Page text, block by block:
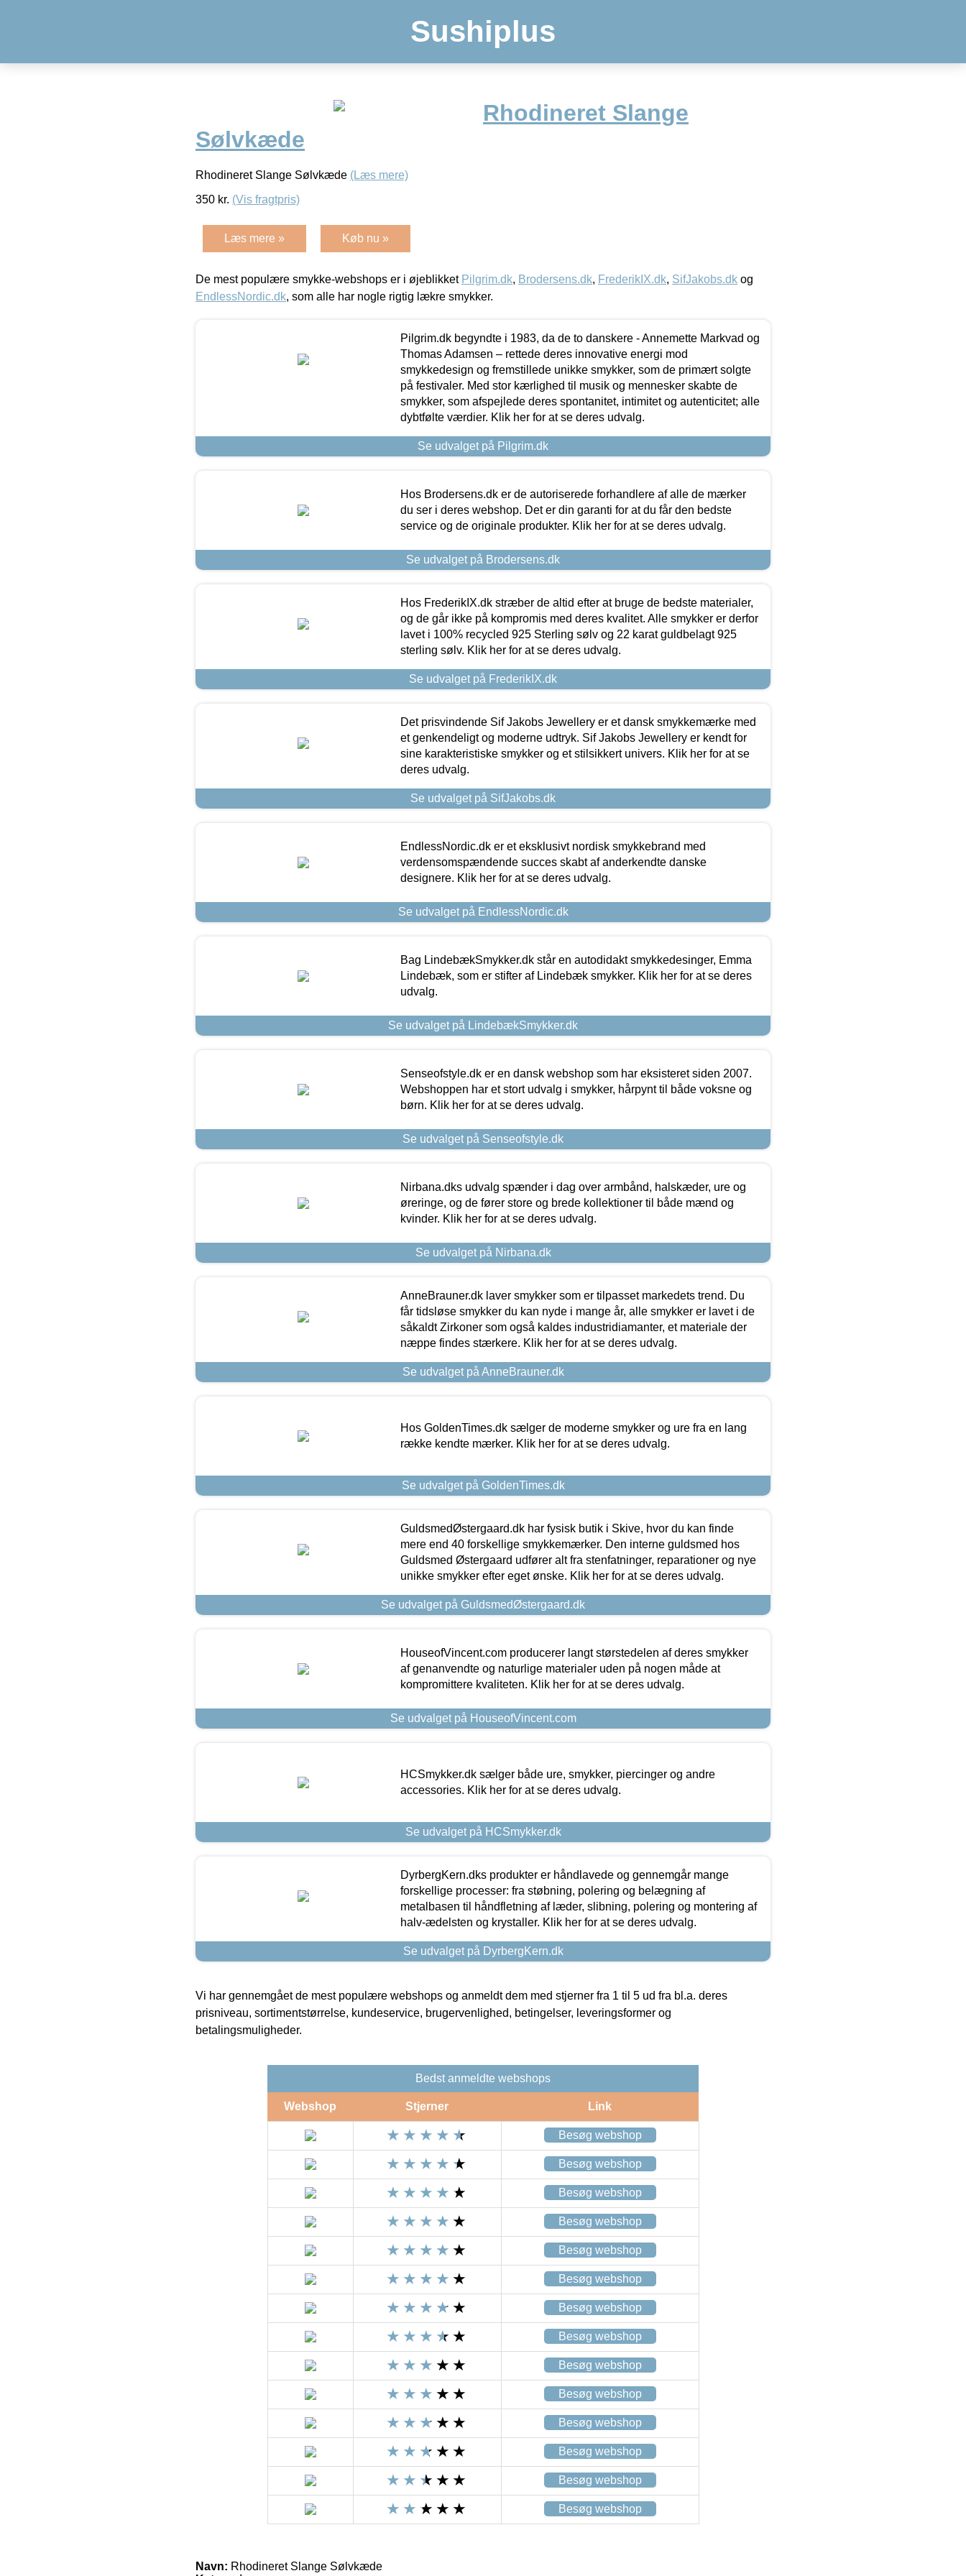
Sushiplus
Rhodineret Slange
Sølvkæde
Rhodineret Slange Sølvkæde (Læs mere)
350 kr. (Vis fragtpris)
Læs mere » Køb nu »
De mest populære smykke-webshops er i øjeblikket Pilgrim.dk, Brodersens.dk, FrederikIX.dk, SifJakobs.dk og
EndlessNordic.dk, som alle har nogle rigtig lækre smykker.
Pilgrim.dk begyndte i 1983, da de to danskere - Annemette Markvad og
Thomas Adamsen – rettede deres innovative energi mod
smykkedesign og fremstillede unikke smykker, som de primært solgte
på festivaler. Med stor kærlighed til musik og mennesker skabte de
smykker, som afspejlede deres spontanitet, intimitet og autenticitet; alle
dybtfølte værdier. Klik her for at se deres udvalg.
Se udvalget på Pilgrim.dk
Hos Brodersens.dk er de autoriserede forhandlere af alle de mærker
du ser i deres webshop. Det er din garanti for at du får den bedste
service og de originale produkter. Klik her for at se deres udvalg.
Se udvalget på Brodersens.dk
Hos FrederikIX.dk stræber de altid efter at bruge de bedste materialer,
og de går ikke på kompromis med deres kvalitet. Alle smykker er derfor
lavet i 100% recycled 925 Sterling sølv og 22 karat guldbelagt 925
sterling sølv. Klik her for at se deres udvalg.
Se udvalget på FrederikIX.dk
Det prisvindende Sif Jakobs Jewellery er et dansk smykkemærke med
et genkendeligt og moderne udtryk. Sif Jakobs Jewellery er kendt for
sine karakteristiske smykker og et stilsikkert univers. Klik her for at se
deres udvalg.
Se udvalget på SifJakobs.dk
EndlessNordic.dk er et eksklusivt nordisk smykkebrand med
verdensomspændende succes skabt af anderkendte danske
designere. Klik her for at se deres udvalg.
Se udvalget på EndlessNordic.dk
Bag LindebækSmykker.dk står en autodidakt smykkedesinger, Emma
Lindebæk, som er stifter af Lindebæk smykker. Klik her for at se deres
udvalg.
Se udvalget på LindebækSmykker.dk
Senseofstyle.dk er en dansk webshop som har eksisteret siden 2007.
Webshoppen har et stort udvalg i smykker, hårpynt til både voksne og
børn. Klik her for at se deres udvalg.
Se udvalget på Senseofstyle.dk
Nirbana.dks udvalg spænder i dag over armbånd, halskæder, ure og
øreringe, og de fører store og brede kollektioner til både mænd og
kvinder. Klik her for at se deres udvalg.
Se udvalget på Nirbana.dk
AnneBrauner.dk laver smykker som er tilpasset markedets trend. Du
får tidsløse smykker du kan nyde i mange år, alle smykker er lavet i de
såkaldt Zirkoner som også kaldes industridiamanter, et materiale der
næppe findes stærkere. Klik her for at se deres udvalg.
Se udvalget på AnneBrauner.dk
Hos GoldenTimes.dk sælger de moderne smykker og ure fra en lang
række kendte mærker. Klik her for at se deres udvalg.
Se udvalget på GoldenTimes.dk
GuldsmedØstergaard.dk har fysisk butik i Skive, hvor du kan finde
mere end 40 forskellige smykkemærker. Den interne guldsmed hos
Guldsmed Østergaard udfører alt fra stenfatninger, reparationer og nye
unikke smykker efter eget ønske. Klik her for at se deres udvalg.
Se udvalget på GuldsmedØstergaard.dk
HouseofVincent.com producerer langt størstedelen af deres smykker
af genanvendte og naturlige materialer uden på nogen måde at
kompromittere kvaliteten. Klik her for at se deres udvalg.
Se udvalget på HouseofVincent.com
HCSmykker.dk sælger både ure, smykker, piercinger og andre
accessories. Klik her for at se deres udvalg.
Se udvalget på HCSmykker.dk
DyrbergKern.dks produkter er håndlavede og gennemgår mange
forskellige processer: fra støbning, polering og belægning af
metalbasen til håndfletning af læder, slibning, polering og montering af
halv-ædelsten og krystaller. Klik her for at se deres udvalg.
Se udvalget på DyrbergKern.dk
Vi har gennemgået de mest populære webshops og anmeldt dem med stjerner fra 1 til 5 ud fra bl.a. deres
prisniveau, sortimentstørrelse, kundeservice, brugervenlighed, betingelser, leveringsformer og
betalingsmuligheder.
Bedst anmeldte webshops
Webshop Stjerner Link
Besøg webshop
Besøg webshop
Besøg webshop
Besøg webshop
Besøg webshop
Besøg webshop
Besøg webshop
Besøg webshop
Besøg webshop
Besøg webshop
Besøg webshop
Besøg webshop
Besøg webshop
Besøg webshop
Navn: Rhodineret Slange Sølvkæde